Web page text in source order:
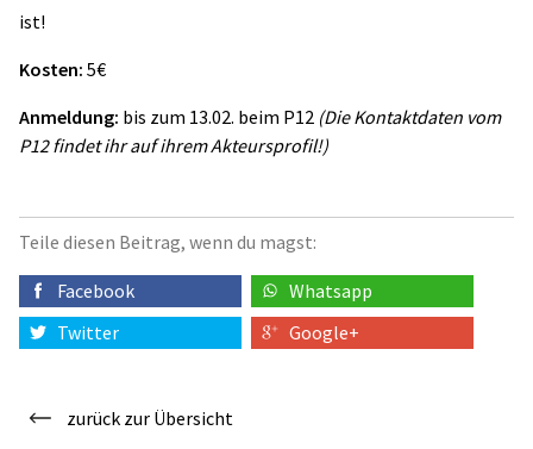
ist!
Kosten: 5€
Anmeldung: bis zum 13.02. beim P12 (Die Kontaktdaten vom
P12 findet ihr auf ihrem Akteursprofil!)
Teile diesen Beitrag, wenn du magst:
Facebook
Whatsapp
Twitter
Google+
zurück zur Übersicht